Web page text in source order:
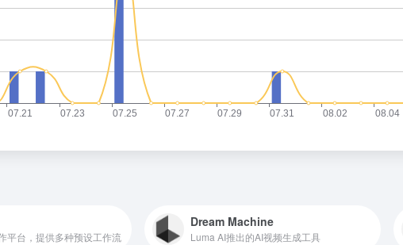
平台，提供多种预设工作流
Dream Machine
Luma AI推出的AI视频生成工具